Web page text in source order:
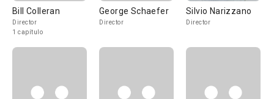
Bill Colleran
Director
1 capítulo
George Schaefer
Director
Silvio Narizzano
Director